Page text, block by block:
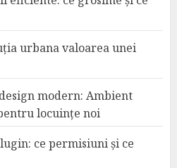
urbana valoarea unei
modern: Ambient
locuințe noi
ce permisiuni și ce